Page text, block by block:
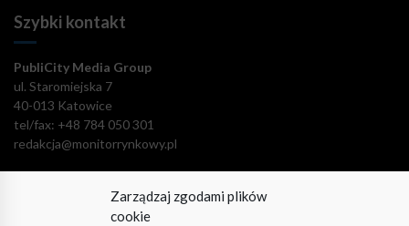
Zarządzaj zgodami plików
cookie
Szybki kontakt
PubliCity Media Group
ul. Staromiejska 7
40-013 Katowice
tel/fax: +48 784 050 301
redakcja@monitorrynkowy.pl